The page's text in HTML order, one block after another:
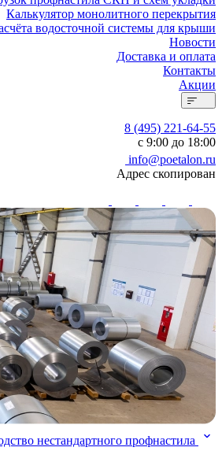
Калькулятор монолитного перекрытия
водосточной системы для крыши
Новости
Доставка и оплата
Контакты
Акции
8 (495) 221-64-55
с 9:00 до 18:00
info@poetalon.ru
Адрес скопирован
нестандартного профнастила